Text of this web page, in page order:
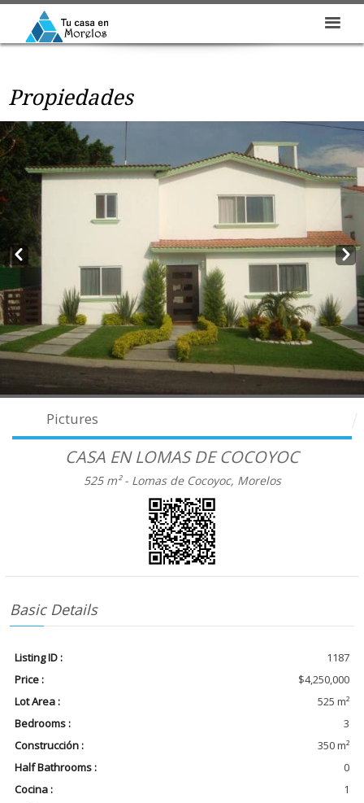
Propiedades
Prev Next
Pictures
CASA EN LOMAS DE COCOYOC
525 m² - Lomas de Cocoyoc, Morelos
Basic Details
Listing ID :
1187
Price :
$4,250,000
Lot Area :
525 m²
Bedrooms :
3
Construcción :
350 m²
Half Bathrooms :
0
Cocina :
1